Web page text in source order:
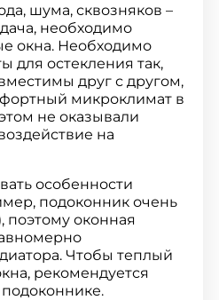
шума, сквозняков –
необходимо
окна. Необходимо
для остекления так,
друг с другом,
микроклимат в
не оказывали
на
особенности
подоконник очень
оконная
Чтобы теплый
рекомендуется
подоконнике.